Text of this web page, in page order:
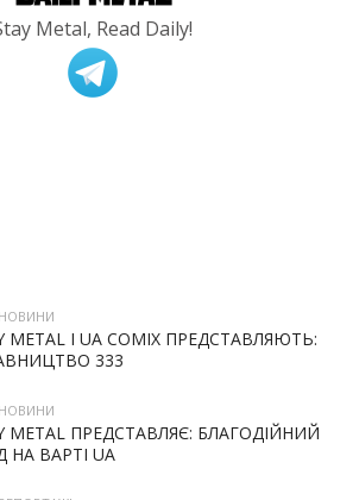
Metal, Read Daily!
НОВИНИ
METAL І UA COMIX ПРЕДСТАВЛЯЮТЬ:
333
НОВИНИ
METAL ПРЕДСТАВЛЯЄ: БЛАГОДІЙНИЙ
НА ВАРТІ UA